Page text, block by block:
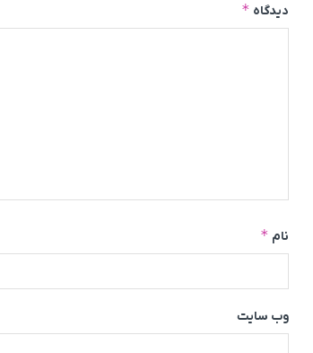
دیدگاه *
نام *
وب‌ سایت